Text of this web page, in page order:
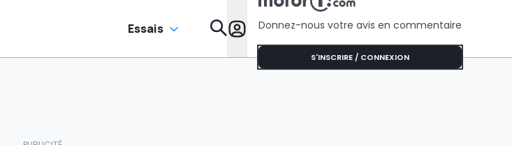
Essais Donnez-nous votre avis en commentaire
S'INSCRIRE / CONNEXION